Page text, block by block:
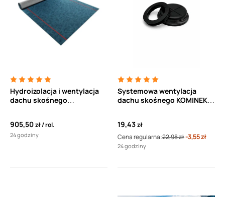
Hydroizolacja i wentylacja
dachu skośnego
905,50zł rol.
24 godziny
Systemowa wentylacja
dachu skośnego KOMINEK
19,43zł
Cena regularna:22,98 zł-3,55 zł
24 godziny